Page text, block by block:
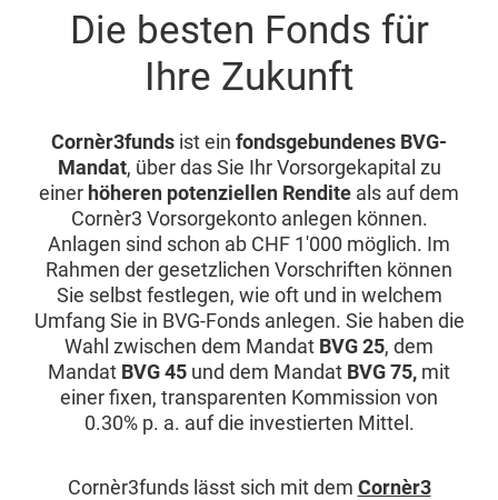
Die besten Fonds für
Ihre Zukunft
Cornèr3funds ist ein fondsgebundenes BVG-
Mandat, über das Sie Ihr Vorsorgekapital zu
einer höheren potenziellen Rendite als auf dem
Cornèr3 Vorsorgekonto anlegen können.
Anlagen sind schon ab CHF 1'000 möglich. Im
Rahmen der gesetzlichen Vorschriften können
Sie selbst festlegen, wie oft und in welchem
Umfang Sie in BVG-Fonds anlegen. Sie haben die
Wahl zwischen dem Mandat BVG 25, dem
Mandat BVG 45 und dem Mandat BVG 75, mit
einer fixen, transparenten Kommission von
0.30% p. a. auf die investierten Mittel.
Cornèr3funds lässt sich mit dem Cornèr3